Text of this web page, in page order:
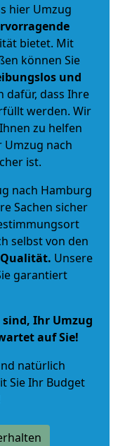
hier Umzug
bietet. Mit
können Sie
und
dass Ihre
werden. Wir
zu helfen
Umzug nach
ist.
nach Hamburg
Sachen sicher
selbst von den
. Unsere
garantiert
sind, Ihr Umzug
auf Sie!
natürlich
Sie Ihr Budget